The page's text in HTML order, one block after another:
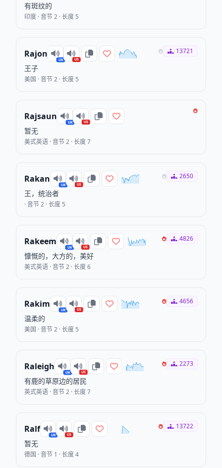
有斑纹的
印度 · 音节 2 · 长度 5
Rajon
UK US
王子
美国 · 音节 2 · 长度 5
13721
Rajsaun
UK US
暂无
美式英语 · 音节 2 · 长度 7
Rakan
UK US
王，统治者
· 音节 2 · 长度 5
2650
Rakeem
UK US
慷慨的，大方的，美好
美式英语 · 音节 2 · 长度 6
4826
Rakim
UK US
温柔的
美国 · 音节 2 · 长度 5
4656
Raleigh
UK US
有鹿的草原边的居民
英式英语 · 音节 2 · 长度 7
2273
Ralf
UK US
暂无
德国 · 音节 1 · 长度 4
13722